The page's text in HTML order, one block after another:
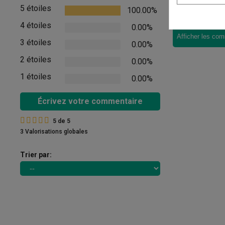
5 étoiles
100.00%
4 étoiles
0.00%
3 étoiles
0.00%
2 étoiles
0.00%
1 étoiles
0.00%
Écrivez votre commentaire
5 de 5
3 Valorisations globales
Trier par:
Il n'y a pas
Afficher les